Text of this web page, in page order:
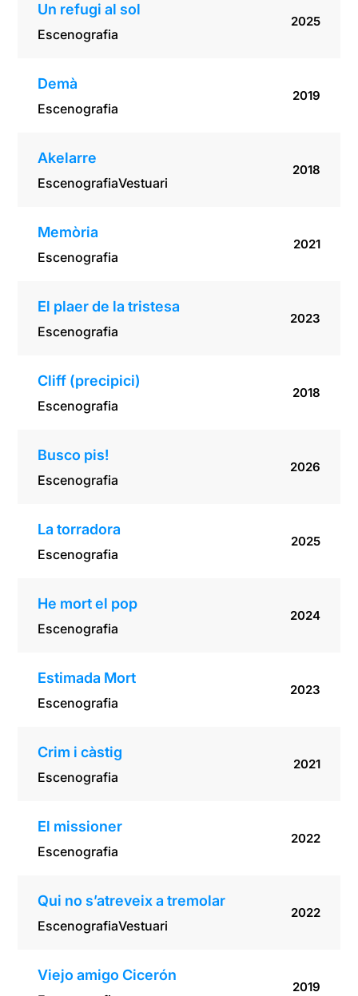
Un refugi al sol
Escenografia
2025
Demà
Escenografia
2019
Akelarre
EscenografiaVestuari
2018
Memòria
Escenografia
2021
El plaer de la tristesa
Escenografia
2023
Cliff (precipici)
Escenografia
2018
Busco pis!
Escenografia
2026
La torradora
Escenografia
2025
He mort el pop
Escenografia
2024
Estimada Mort
Escenografia
2023
Crim i càstig
Escenografia
2021
El missioner
Escenografia
2022
Qui no s’atreveix a tremolar
EscenografiaVestuari
2022
Viejo amigo Cicerón
2019